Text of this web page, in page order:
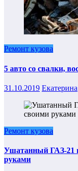
Ремонт кузова
5 авто со свалки,
31.10.2019 Екатерина
Ремонт кузова
Ушатанный ГАЗ-21
руками